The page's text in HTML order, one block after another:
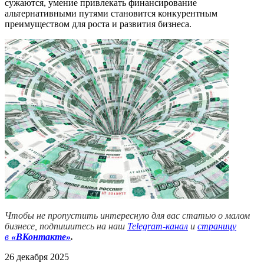
сужаются, умение привлекать финансирование
альтернативными путями становится конкурентным
преимуществом для роста и развития бизнеса.
Чтобы не пропустить интересную для вас статью о малом
бизнесе, подпишитесь на наш Telegram-канал и страницу
в «ВКонтакте».
26 декабря 2025